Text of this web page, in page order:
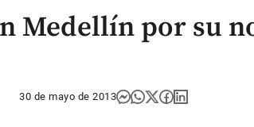
Medellín por su
30 de mayo de 2013